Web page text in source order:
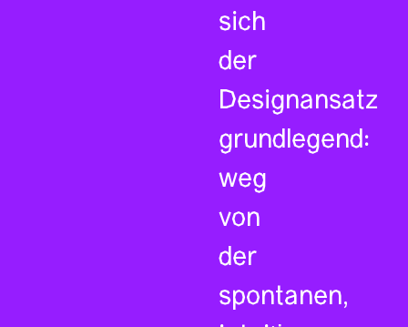
sich
der
Designansatz
grundlegend:
weg
von
der
spontanen,